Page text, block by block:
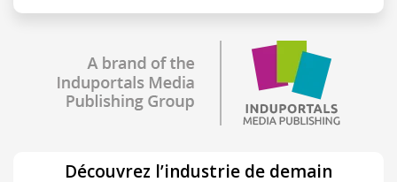
Découvrez l’industrie de demain